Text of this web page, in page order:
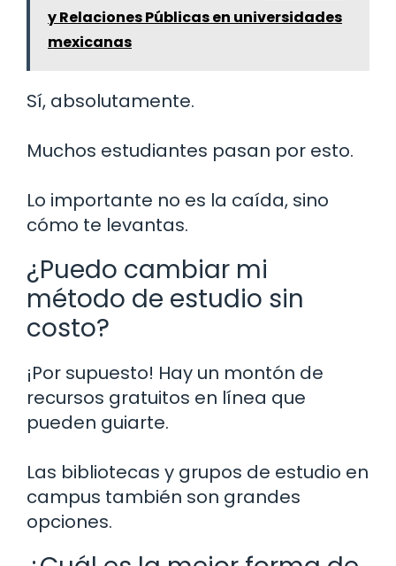
y Relaciones Públicas en universidades
mexicanas
Sí, absolutamente.
Muchos estudiantes pasan por esto.
Lo importante no es la caída, sino
cómo te levantas.
¿Puedo cambiar mi
método de estudio sin
costo?
¡Por supuesto! Hay un montón de
recursos gratuitos en línea que
pueden guiarte.
Las bibliotecas y grupos de estudio en
campus también son grandes
opciones.